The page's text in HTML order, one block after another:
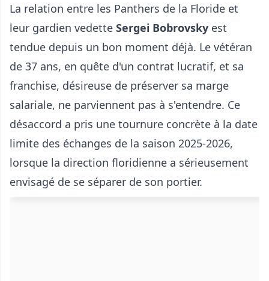
La relation entre les Panthers de la Floride et
leur gardien vedette Sergei Bobrovsky est
tendue depuis un bon moment déjà. Le vétéran
de 37 ans, en quête d'un contrat lucratif, et sa
franchise, désireuse de préserver sa marge
salariale, ne parviennent pas à s'entendre. Ce
désaccord a pris une tournure concrète à la date
limite des échanges de la saison 2025-2026,
lorsque la direction floridienne a sérieusement
envisagé de se séparer de son portier.